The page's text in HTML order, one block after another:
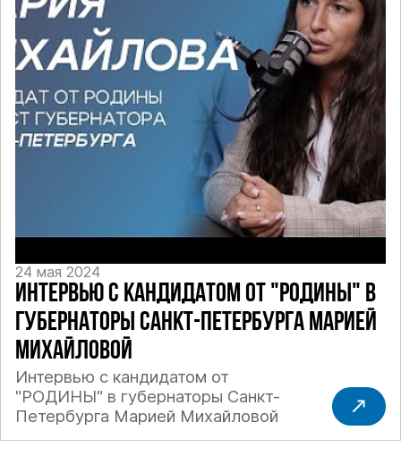
ИНТЕРВЬЮ С КАНДИДАТОМ ОТ "РОДИНЫ" В
ГУБЕРНАТОРЫ САНКТ-ПЕТЕРБУРГА МАРИЕЙ
МИХАЙЛОВОЙ
24 мая 2024
Интервью с кандидатом от
"РОДИНЫ" в губернаторы Санкт-
Петербурга Марией Михайловой